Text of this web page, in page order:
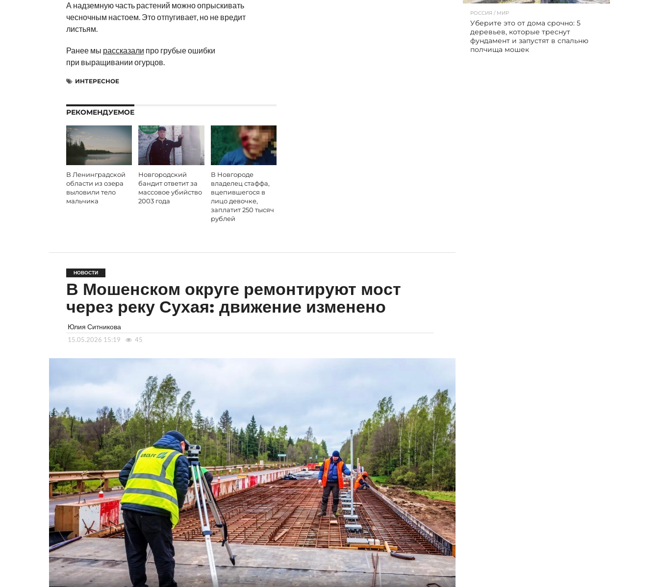
А надземную часть растений можно опрыскивать
чесночным настоем. Это отпугивает, но не вредит
листьям.
Ранее мы рассказали про грубые ошибки
при выращивании огурцов.
ИНТЕРЕСНОЕ
РЕКОМЕНДУЕМОЕ
В Ленинградской
области из озера
выловили тело
мальчика
Новгородский
бандит ответит за
массовое убийство
2003 года
В Новгороде
владелец стаффа,
вцепившегося в
лицо девочке,
заплатит 250 тысяч
рублей
НОВОСТИ
В Мошенском округе ремонтируют мост
через реку Сухая: движение изменено
Юлия Ситникова
15.05.2026 15:19 45
РОССИЯ / МИР
Уберите это от дома срочно: 5
деревьев, которые треснут
фундамент и запустят в спальню
полчища мошек